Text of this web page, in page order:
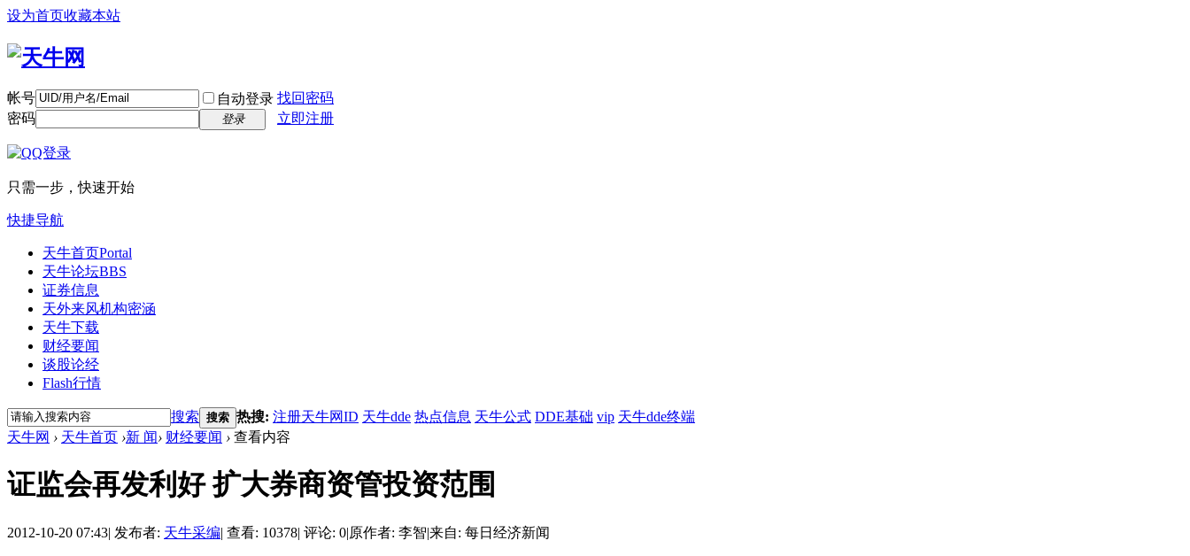
设为首页收藏本站
帐号 自动登录 找回密码
密码
登录 立即注册
只需一步，快速开始
快捷导航
天牛首页Portal
天牛论坛BBS
证券信息
天外来风机构密涵
天牛下载
财经要闻
谈股论经
Flash行情
搜索 搜索 热搜: 注册天牛网ID 天牛dde 热点信息 天牛公式 DDE基础 vip 天牛dde终端
天牛网 › 天牛首页 ›新 闻› 财经要闻 › 查看内容
证监会再发利好 扩大券商资管投资范围
2012-10-20 07:43| 发布者: 天牛采编| 查看: 10378| 评论: 0|原作者: 李智|来自: 每日经济新闻